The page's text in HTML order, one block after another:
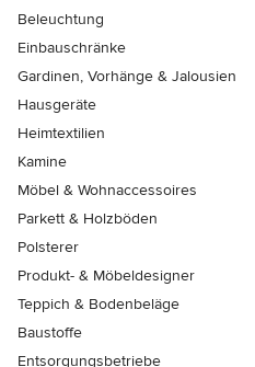
Beleuchtung
Einbauschränke
Gardinen, Vorhänge & Jalousien
Hausgeräte
Heimtextilien
Kamine
Möbel & Wohnaccessoires
Parkett & Holzböden
Polsterer
Produkt- & Möbeldesigner
Teppich & Bodenbeläge
Baustoffe
Entsorgungsbetriebe